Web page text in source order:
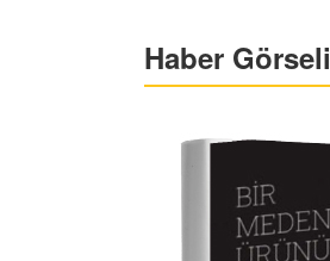
Haber Görseli